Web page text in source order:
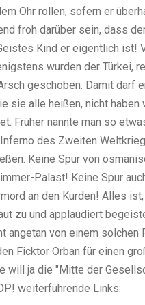
Ohr rollen, sofern er
froh darüber sein, dass
Kind er eigentlich ist!
wurden der Türkei,
geschoben. Damit darf
sie alle heißen, nicht
Früher nannte man so
des Zweiten
Keine Spur von
Palast! Keine Spur
an den Kurden! Alles
zu und applaudiert
von einem solchen
Ficktor Orban für einen
will ja die "Mitte der
weiterführende Links: